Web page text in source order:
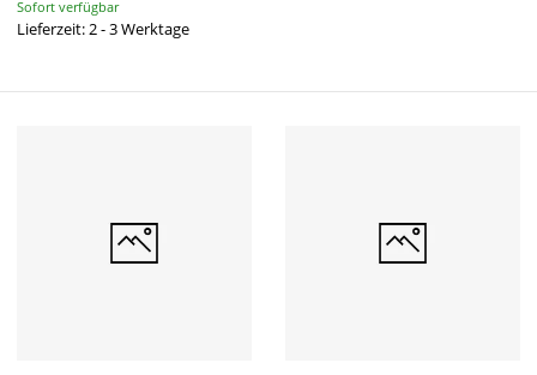
Sofort verfügbar
Lieferzeit: 2 - 3 Werktage